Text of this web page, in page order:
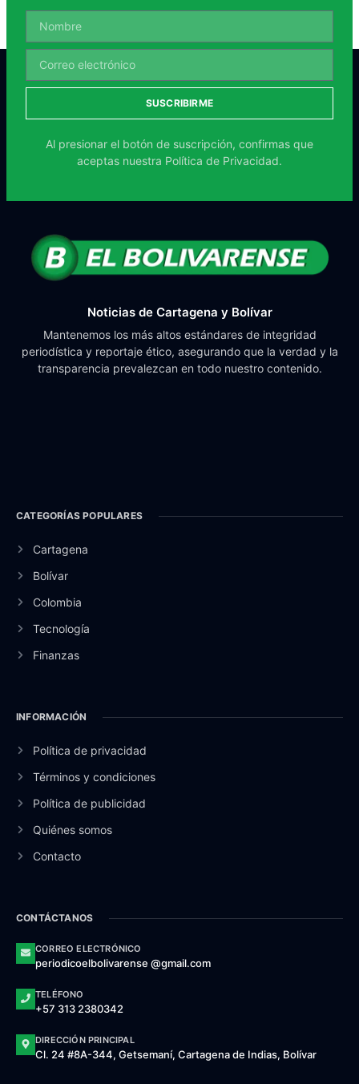
SUSCRIBIRME
Al presionar el botón de suscripción, confirmas que
aceptas nuestra Política de Privacidad.
Noticias de Cartagena y Bolívar
Mantenemos los más altos estándares de integridad
periodística y reportaje ético, asegurando que la verdad y la
transparencia prevalezcan en todo nuestro contenido.
CATEGORÍAS POPULARES
Cartagena
Bolívar
Colombia
Tecnología
Finanzas
INFORMACIÓN
Política de privacidad
Términos y condiciones
Política de publicidad
Quiénes somos
Contacto
CONTÁCTANOS
CORREO ELECTRÓNICO
periodicoelbolivarense @gmail.com
TELÉFONO
+57 313 2380342
DIRECCIÓN PRINCIPAL
Cl. 24 #8A-344, Getsemaní, Cartagena de Indias, Bolívar